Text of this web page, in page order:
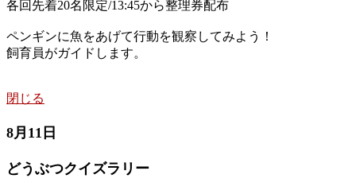
各回先着20名限定/13:45から整理券配布
ペンギンに魚をあげて行動を観察してみよう！
飼育員がガイドします。
閉じる
8月11日
どうぶつクイズラリー